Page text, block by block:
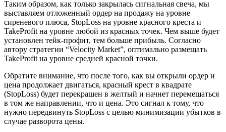
Таким образом, как только закрылась сигнальная свеча, мы
выставляем отложенный ордер на продажу на уровне
сиреневого плюса, StopLoss на уровне красного креста и
TakeProfit на уровне любой из красных точек. Чем выше будет
установлен тейк-профит, тем больше прибыль. Согласно
автору стратегии “Velocity Market”, оптимально размещать
TakeProfit на уровне средней красной точки.
Обратите внимание, что после того, как вы открыли ордер и
цена продолжает двигаться, красный крест в квадрате
(StopLoss) будет перекрашен в желтый и начнет перемещаться
в том же направлении, что и цена. Это сигнал к тому, что
нужно передвинуть StopLoss с целью минимизации убытков в
случае разворота цены.